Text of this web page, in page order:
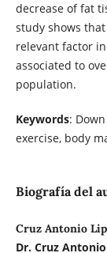
decrease of fat
study shows
relevant factor
associated to
population.
Keywords:
exercise, body
Biografía del
Cruz Antonio
Dr. Cruz